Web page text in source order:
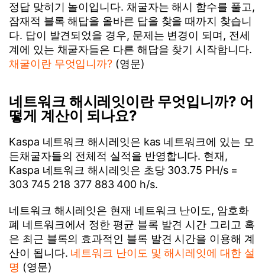
정답 맞히기 놀이입니다. 채굴자는 해시 함수를 풀고,
잠재적 블록 해답을 올바른 답을 찾을 때까지 찾습니
다. 답이 발견되었을 경우, 문제는 변경이 되며, 전세
계에 있는 채굴자들은 다른 해답을 찾기 시작합니다.
채굴이란 무엇입니까? (영문)
네트워크 해시레잇이란 무엇입니까? 어
떻게 계산이 되나요?
Kaspa 네트워크 해시레잇은 kas 네트워크에 있는 모
든채굴자들의 전체적 실적을 반영합니다. 현재,
Kaspa 네트워크 해시레잇은 초당 303.75 PH/s =
303 745 218 377 883 400 h/s.
네트워크 해시레잇은 현재 네트워크 난이도, 암호화
폐 네트워크에서 정한 평균 블록 발견 시간 그리고 혹
은 최근 블록의 효과적인 블록 발견 시간을 이용해 계
산이 됩니다. 네트워크 난이도 및 해시레잇에 대한 설
명 (영문)